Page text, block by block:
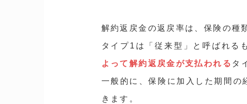
解約返戻金の返戻率は、保険の種
タイプ1は「従来型」と呼ばれる
よって解約返戻金が支払われる タ
一般的に、保険に加入した期間の
きます。